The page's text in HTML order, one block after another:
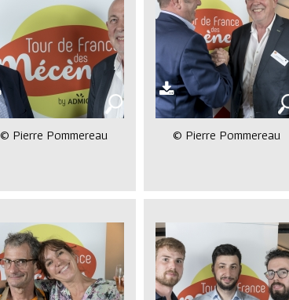
© Pierre Pommereau © Pierre Pommereau